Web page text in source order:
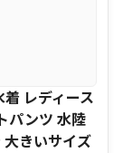
レディース
パンツ 水陸
きいサイズ